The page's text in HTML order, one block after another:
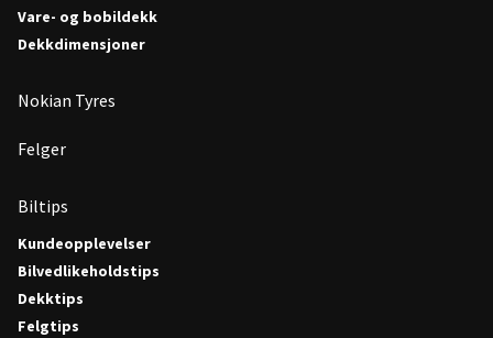
Vare- og bobildekk
Dekkdimensjoner
Nokian Tyres
Felger
Biltips
Kundeopplevelser
Bilvedlikeholdstips
Dekktips
Felgtips